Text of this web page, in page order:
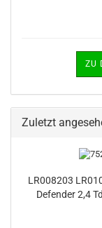
ZU
Zuletzt
LR008203
Defender 2,4